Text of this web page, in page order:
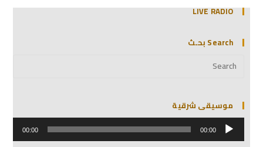
LIVE RADIO
Search بحـث
موسيقى شرقية
مشغل
الصوت 00:00
00:00